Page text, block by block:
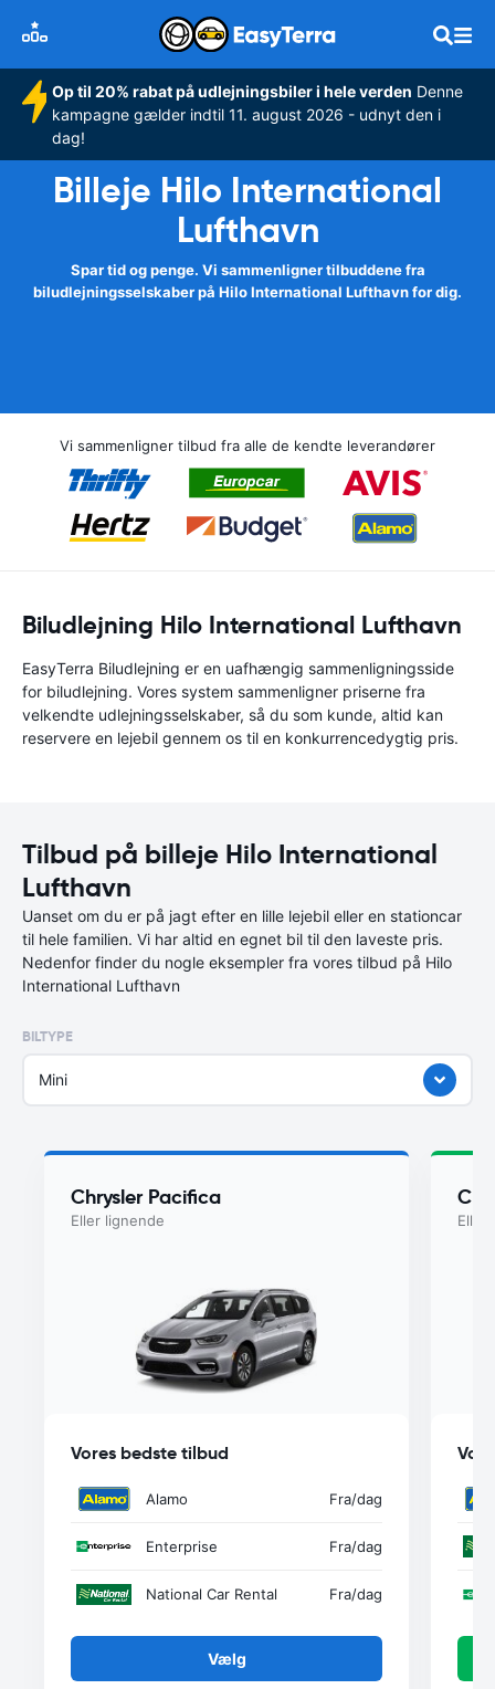
Op til 20% rabat på udlejningsbiler i hele verden Denne
kampagne gælder indtil 11. august 2026 - udnyt den i
dag!
Billeje Hilo International
Lufthavn
Spar tid og penge. Vi sammenligner tilbuddene fra
biludlejningsselskaber på Hilo International Lufthavn for dig.
Vi sammenligner tilbud fra alle de kendte leverandører
Biludlejning Hilo International Lufthavn
EasyTerra Biludlejning er en uafhængig sammenligningsside
for biludlejning. Vores system sammenligner priserne fra
velkendte udlejningsselskaber, så du som kunde, altid kan
reservere en lejebil gennem os til en konkurrencedygtig pris.
Tilbud på billeje Hilo International
Lufthavn
Uanset om du er på jagt efter en lille lejebil eller en stationcar
til hele familien. Vi har altid en egnet bil til den laveste pris.
Nedenfor finder du nogle eksempler fra vores tilbud på Hilo
International Lufthavn
BILTYPE
Mini
Chrysler Pacifica
Eller lignende
Vores bedste tilbud
Alamo Fra/dag
Enterprise Fra/dag
National Car Rental Fra/dag
Vælg
Eller